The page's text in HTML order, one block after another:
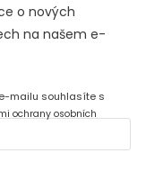
o nových
na našem e-
e-mailu souhlasíte s
ochrany osobních